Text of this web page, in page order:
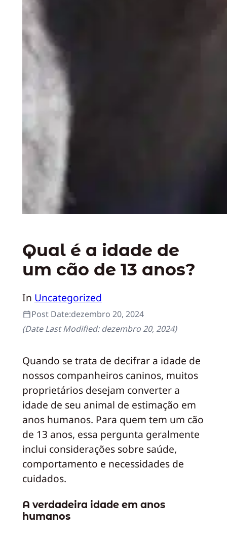
Qual é a idade de
um cão de 13 anos?
In Uncategorized
Post Date:dezembro 20, 2024
(Date Last Modified:dezembro 20, 2024)
Quando se trata de decifrar a idade de
nossos companheiros caninos, muitos
proprietários desejam converter a
idade de seu animal de estimação em
anos humanos. Para quem tem um cão
de 13 anos, essa pergunta geralmente
inclui considerações sobre saúde,
comportamento e necessidades de
cuidados.
A verdadeira idade em anos
humanos